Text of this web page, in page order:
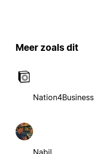
Meer zoals dit
Nation4Business
Nabil